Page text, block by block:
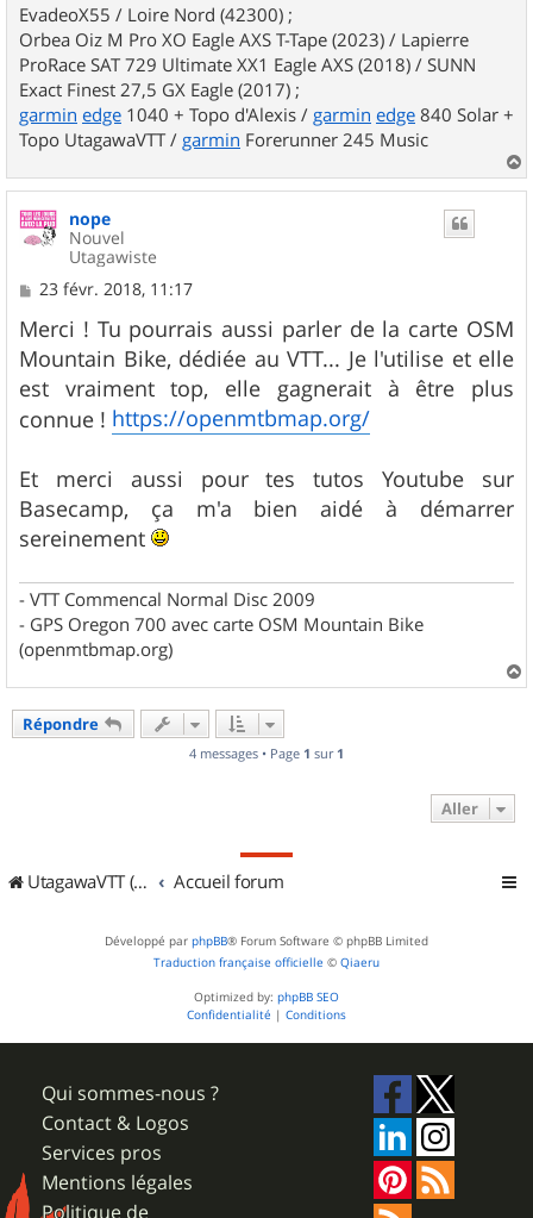
EvadeoX55 / Loire Nord (42300) ;
Orbea Oiz M Pro XO Eagle AXS T-Tape (2023) / Lapierre
ProRace SAT 729 Ultimate XX1 Eagle AXS (2018) / SUNN
Exact Finest 27,5 GX Eagle (2017) ;
garmin edge 1040 + Topo d'Alexis / garmin edge 840 Solar +
Topo UtagawaVTT / garmin Forerunner 245 Music
a
u
nope
Nouvel
Utagawiste
M
s
s
a
g
e
23 févr. 2018, 11:17
Merci ! Tu pourrais aussi parler de la carte OSM
Mountain Bike, dédiée au VTT... Je l'utilise et elle
est vraiment top, elle gagnerait à être plus
connue ! https://openmtbmap.org/
Et merci aussi pour tes tutos Youtube sur
Basecamp, ça m'a bien aidé à démarrer
sereinement
- VTT Commencal Normal Disc 2009
- GPS Oregon 700 avec carte OSM Mountain Bike
(openmtbmap.org)
a
Répondre
4 messages • Page 1 sur 1
Aller
UtagawaVTT (Randos VTT et VTTAE avec traces GPS) Accueil forum
Développé par phpBB® Forum Software © phpBB Limited
Traduction française officielle © Qiaeru
Optimized by: phpBB SEO
Confidentialité | Conditions
Qui sommes-nous ?
Contact & Logos
Services pros
Mentions légales
Politique de